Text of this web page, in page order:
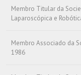
Membro Titular da
Laparoscópica e
Membro Associado da
1986